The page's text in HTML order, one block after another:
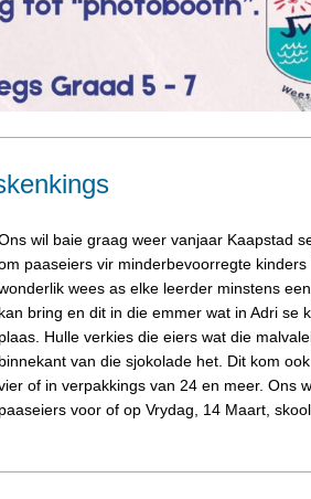
wil baie graag weer vanjaar Kaapstad
paaseiers vir minderbevoorregte
wees as elke leerder minstens
kan bring en dit in die emmer wat in Adri se
plaas. Hulle verkies die eiers wat die
binnekant van die sjokolade het. Dit kom ook
of in verpakkings van 24 en meer. Ons
paaseiers voor of op Vrydag, 14 Maart,